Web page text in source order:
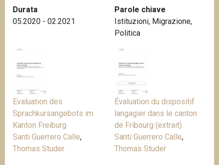
a
n
Durata
05.2020 - 02.2021
Parole chiave
Istituzioni, Migrazione,
Politica
Evaluation des
Sprachkursangebots im
Kanton Freiburg
Santi Guerrero Calle,
Thomas Studer
Évaluation du dispositif
langagier dans le canton
de Fribourg (extrait)
Santi Guerrero Calle,
Thomas Studer